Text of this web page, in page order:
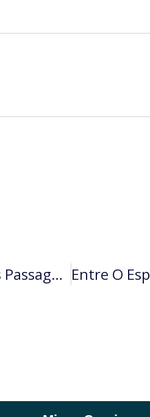
O Atendimento Das Aéreas Brasileiras Aos Passageiros (por Ricardo Guedes)